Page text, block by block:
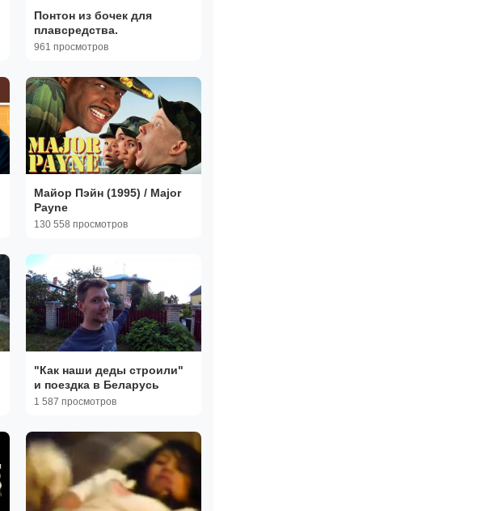
Понтон из бочек для
плавсредства.
961 просмотров
Майор Пэйн (1995) / Major
Payne
130 558 просмотров
"Как наши деды строили"
и поездка в Беларусь
1 587 просмотров